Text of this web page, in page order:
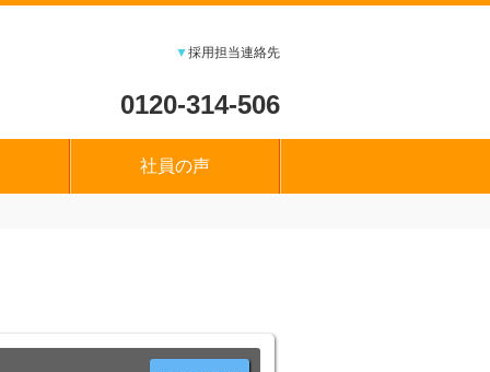
▼採用担当連絡先
0120-314-506
社員の声